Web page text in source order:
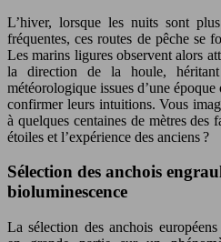
L’hiver, lorsque les nuits sont
fréquentes, ces routes de pêche se
Les marins ligures observent alors
la direction de la houle,
météorologique issues d’une
confirmer leurs intuitions. Vous
à quelques centaines de mètres des
étoiles et l’expérience des anciens ?
Sélection des anchois
bioluminescence
La sélection des anchois européens